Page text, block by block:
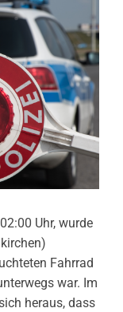
Uhr, wurde
Fahrrad
war. Im
heraus, dass